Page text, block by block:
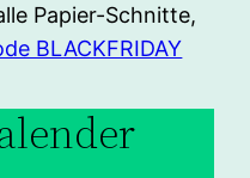
Papier-Schnitte,
BLACKFRIDAY